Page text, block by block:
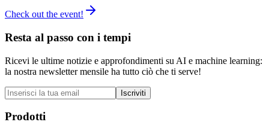
Check out the event!
Resta al passo con i tempi
Ricevi le ultime notizie e approfondimenti su AI e machine learning:
la nostra newsletter mensile ha tutto ciò che ti serve!
Iscriviti
Prodotti